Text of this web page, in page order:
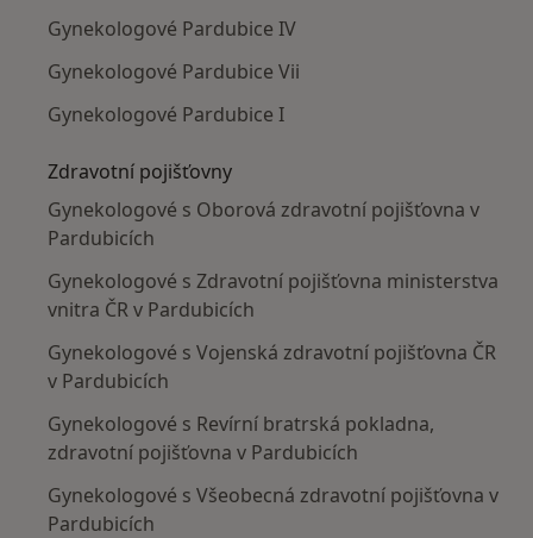
Gynekologové Pardubice IV
Gynekologové Pardubice Vii
Gynekologové Pardubice I
Zdravotní pojišťovny
Gynekologové s Oborová zdravotní pojišťovna v
Pardubicích
Gynekologové s Zdravotní pojišťovna ministerstva
vnitra ČR v Pardubicích
Gynekologové s Vojenská zdravotní pojišťovna ČR
v Pardubicích
Gynekologové s Revírní bratrská pokladna,
zdravotní pojišťovna v Pardubicích
Gynekologové s Všeobecná zdravotní pojišťovna v
Pardubicích